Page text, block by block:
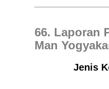
66. Laporan
Man
Jenis